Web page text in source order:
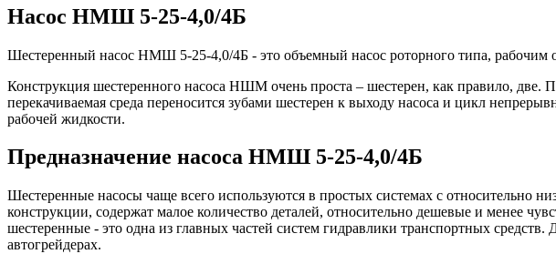
Насос НМШ 5-25-4,0/4Б
Шестеренный насос НМШ 5-25-4,0/4Б - это объемный насос роторного типа, рабочим
Конструкция шестеренного насоса НШМ очень проста – шестерен, как правило, две.
перекачиваемая среда переносится зубами шестерен к выходу насоса и цикл
рабочей жидкости.
Предназначение насоса НМШ 5-25-4,0/4Б
Шестеренные насосы чаще всего используются в простых системах с
конструкции, содержат малое количество деталей, относительно дешевые и менее
шестеренные - это одна из главных частей систем гидравлики транспортных
автогрейдерах.